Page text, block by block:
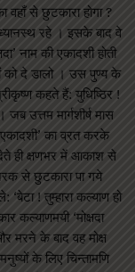
से छुटकारा होगा ?
रहे । इसके बाद वे
नाम की एकादशी होती
को दे डालो । उस पुण्य के
कहते हैं: युधिष्ठिर !
उत्तम मार्गशीर्ष मास
का व्रत करके
ही क्षणभर में आकाश से
से छुटकारा पा गये
! तुम्हारा कल्याण हो
कल्याणमयी ‘मोक्षदा
मरने के बाद वह मोक्ष
के लिए चिन्तामणि